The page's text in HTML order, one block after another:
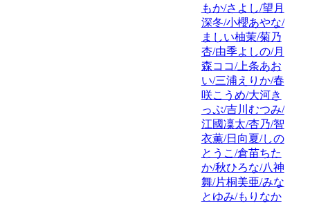
もか/さよし/望月
深冬/小櫻あやな/
ましい柚茉/菊乃
杏/由季よしの/月
森ココ/上条あお
い/三浦えりか/春
咲こうめ/大河き
っぷ/吉川むつみ/
江國凜太/杏乃/智
衣薫/日向夏/しの
とうこ/倉苗ちた
か/秋ひろな/八神
舞/片桐美亜/みな
とゆみ/もりなか